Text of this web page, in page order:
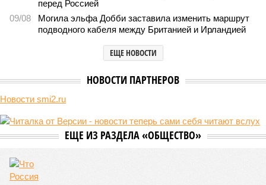
перед Россией
09/08
Могила эльфа Добби заставила изменить маршрут
подводного кабеля между Британией и Ирландией
ЕЩЕ НОВОСТИ
НОВОСТИ ПАРТНЕРОВ
Новости smi2.ru
ЕЩЕ ИЗ РАЗДЕЛА «ОБЩЕСТВО»